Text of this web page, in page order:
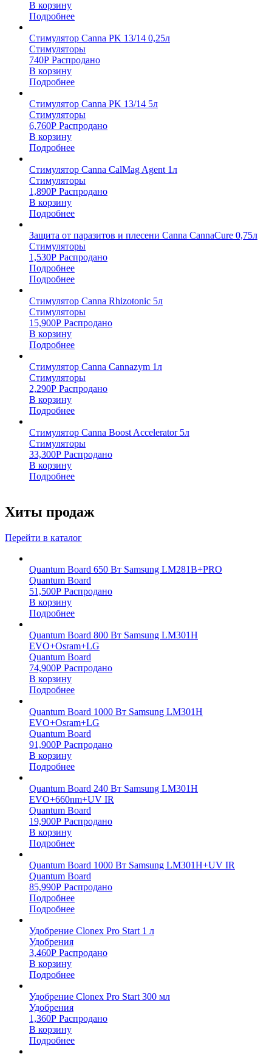
В корзину
Подробнее
Стимулятор Canna PK 13/14 0,25л
Стимуляторы
740Р Распродано
В корзину
Подробнее
Стимулятор Canna PK 13/14 5л
Стимуляторы
6,760Р Распродано
В корзину
Подробнее
Стимулятор Canna CalMag Agent 1л
Стимуляторы
1,890Р Распродано
В корзину
Подробнее
Защита от паразитов и плесени Canna CannaCure 0,75л
Стимуляторы
1,530Р Распродано
Подробнее
Подробнее
Стимулятор Canna Rhizotonic 5л
Стимуляторы
15,900Р Распродано
В корзину
Подробнее
Стимулятор Canna Cannazym 1л
Стимуляторы
2,290Р Распродано
В корзину
Подробнее
Стимулятор Canna Boost Accelerator 5л
Стимуляторы
33,300Р Распродано
В корзину
Подробнее
Хиты продаж
Перейти в каталог
Quantum Board 650 Вт Samsung LM281B+PRO
Quantum Board
51,500Р Распродано
В корзину
Подробнее
Quantum Board 800 Вт Samsung LM301H
EVO+Osram+LG
Quantum Board
74,900Р Распродано
В корзину
Подробнее
Quantum Board 1000 Вт Samsung LM301H
EVO+Osram+LG
Quantum Board
91,900Р Распродано
В корзину
Подробнее
Quantum Board 240 Вт Samsung LM301H
EVO+660nm+UV IR
Quantum Board
19,900Р Распродано
В корзину
Подробнее
Quantum Board 1000 Вт Samsung LM301H+UV IR
Quantum Board
85,990Р Распродано
Подробнее
Подробнее
Удобрение Clonex Pro Start 1 л
Удобрения
3,460Р Распродано
В корзину
Подробнее
Удобрение Clonex Pro Start 300 мл
Удобрения
1,360Р Распродано
В корзину
Подробнее